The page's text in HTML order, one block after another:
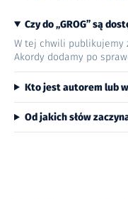
Czy do „GROG” są
W tej chwili publikujemy
Akordy dodamy po
Kto jest autorem lub
Od jakich słów